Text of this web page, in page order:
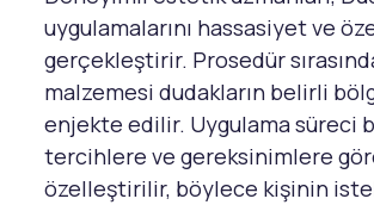
uygulamalarını hassasiyet ve
gerçekleştirir. Prosedür
malzemesi dudakların belirli
enjekte edilir. Uygulama süreci
tercihlere ve gereksinimlere
özelleştirilir, böylece kişinin